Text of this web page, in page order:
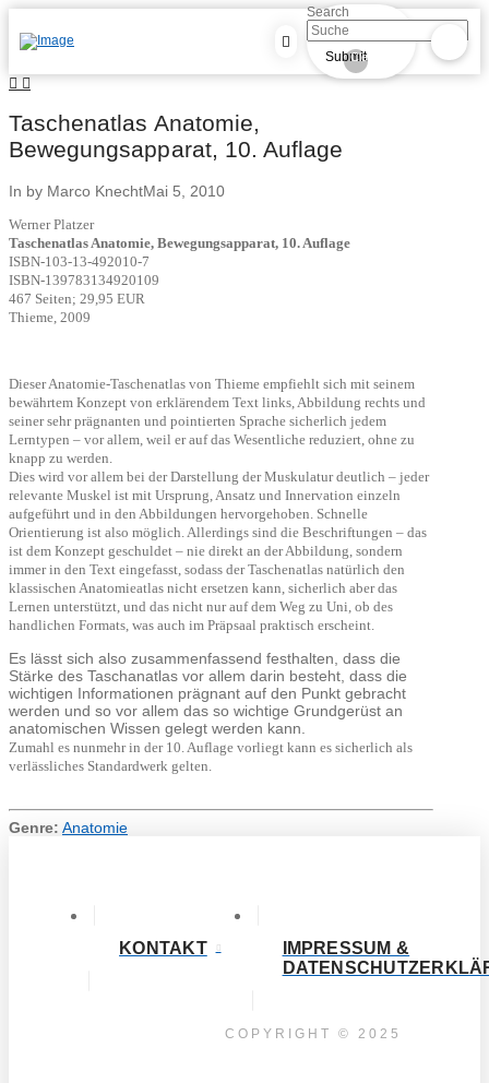
Search
Submit
Clear
Taschenatlas Anatomie,
Bewegungsapparat, 10. Auflage
In by Marco KnechtMai 5, 2010
Werner Platzer
Taschenatlas Anatomie, Bewegungsapparat, 10. Auflage
ISBN-103-13-492010-7
ISBN-139783134920109
467 Seiten; 29,95 EUR
Thieme, 2009
Dieser Anatomie-Taschenatlas von Thieme empfiehlt sich mit seinem
bewährtem Konzept von erklärendem Text links, Abbildung rechts und
seiner sehr prägnanten und pointierten Sprache sicherlich jedem
Lerntypen – vor allem, weil er auf das Wesentliche reduziert, ohne zu
knapp zu werden.
Dies wird vor allem bei der Darstellung der Muskulatur deutlich – jeder
relevante Muskel ist mit Ursprung, Ansatz und Innervation einzeln
aufgeführt und in den Abbildungen hervorgehoben. Schnelle
Orientierung ist also möglich. Allerdings sind die Beschriftungen – das
ist dem Konzept geschuldet – nie direkt an der Abbildung, sondern
immer in den Text eingefasst, sodass der Taschenatlas natürlich den
klassischen Anatomieatlas nicht ersetzen kann, sicherlich aber das
Lernen unterstützt, und das nicht nur auf dem Weg zu Uni, ob des
handlichen Formats, was auch im Präpsaal praktisch erscheint.
Es lässt sich also zusammenfassend festhalten, dass die
Stärke des Taschanatlas vor allem darin besteht, dass die
wichtigen Informationen prägnant auf den Punkt gebracht
werden und so vor allem das so wichtige Grundgerüst an
anatomischen Wissen gelegt werden kann.
Zumahl es nunmehr in der 10. Auflage vorliegt kann es sicherlich als
verlässliches Standardwerk gelten.
Genre: Anatomie
KONTAKT
IMPRESSUM &
COPYRIGHT © 2025